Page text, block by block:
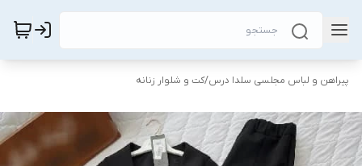
پیراهن و لباس مجلسی سلدا درس/کت و شلوار زنانه